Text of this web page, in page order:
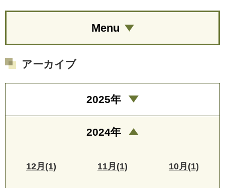
Menu
アーカイブ
2025年
2024年
12月(1) 11月(1) 10月(1)